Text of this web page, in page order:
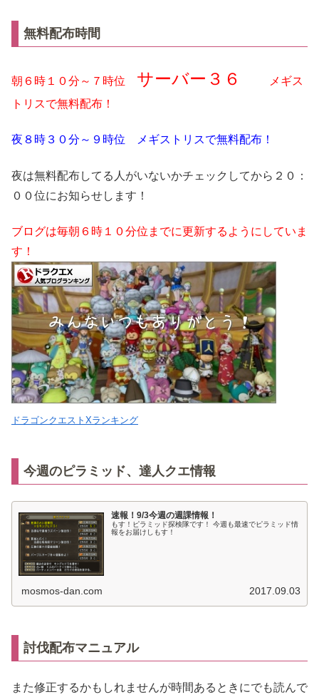
無料配布時間
朝６時１０分～７時位 サーバー３６
メギス
トリスで無料配布！
夜８時３０分～９時位 メギストリスで無料配布！
夜は無料配布してる人がいないかチェックしてから２０：
００位にお知らせします！
ブログは毎朝６時１０分位までに更新するようにしていま
す！
ドラゴンクエストXランキング
今週のピラミッド、達人クエ情報
速報！9/3今週の週課情報！
もす！ピラミッド探検隊です！ 今週も最速でピラミッド情
報をお届けしもす！
mosmos-dan.com 2017.09.03
討伐配布マニュアル
また修正するかもしれませんが時間あるときにでも読んで